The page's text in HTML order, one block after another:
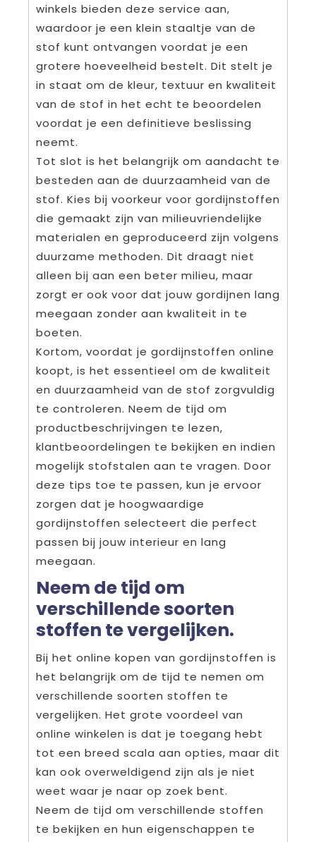
winkels bieden deze service aan,
waardoor je een klein staaltje van de
stof kunt ontvangen voordat je een
grotere hoeveelheid bestelt. Dit stelt je
in staat om de kleur, textuur en kwaliteit
van de stof in het echt te beoordelen
voordat je een definitieve beslissing
neemt.
Tot slot is het belangrijk om aandacht te
besteden aan de duurzaamheid van de
stof. Kies bij voorkeur voor gordijnstoffen
die gemaakt zijn van milieuvriendelijke
materialen en geproduceerd zijn volgens
duurzame methoden. Dit draagt niet
alleen bij aan een beter milieu, maar
zorgt er ook voor dat jouw gordijnen lang
meegaan zonder aan kwaliteit in te
boeten.
Kortom, voordat je gordijnstoffen online
koopt, is het essentieel om de kwaliteit
en duurzaamheid van de stof zorgvuldig
te controleren. Neem de tijd om
productbeschrijvingen te lezen,
klantbeoordelingen te bekijken en indien
mogelijk stofstalen aan te vragen. Door
deze tips toe te passen, kun je ervoor
zorgen dat je hoogwaardige
gordijnstoffen selecteert die perfect
passen bij jouw interieur en lang
meegaan.
Neem de tijd om
verschillende soorten
stoffen te vergelijken.
Bij het online kopen van gordijnstoffen is
het belangrijk om de tijd te nemen om
verschillende soorten stoffen te
vergelijken. Het grote voordeel van
online winkelen is dat je toegang hebt
tot een breed scala aan opties, maar dit
kan ook overweldigend zijn als je niet
weet waar je naar op zoek bent.
Neem de tijd om verschillende stoffen
te bekijken en hun eigenschappen te